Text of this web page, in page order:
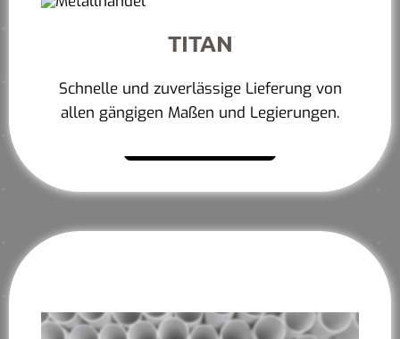
TITAN
Schnelle und zuverlässige Lieferung von
allen gängigen Maßen und Legierungen.